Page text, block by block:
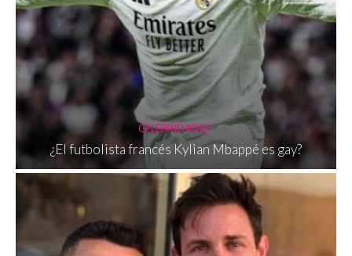
CELEBRIDADES
¿El futbolista francés Kylian Mbappé es gay?